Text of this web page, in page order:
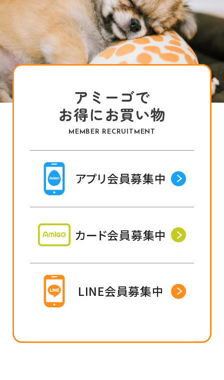
アミーゴで
お得にお買い物
MEMBER RECRUITMENT
アプリ会員募集中
カード会員募集中
LINE会員募集中